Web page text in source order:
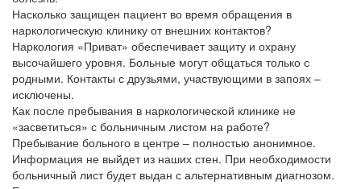
Насколько защищен пациент во время обращения в
наркологическую клинику от внешних контактов?
Наркология «Приват» обеспечивает защиту и охрану
высочайшего уровня. Больные могут общаться только с
родными. Контакты с друзьями, участвующими в запоях –
исключены.
Как после пребывания в наркологической клинике не
«засветиться» с больничным листом на работе?
Пребывание больного в центре – полностью анонимное.
Информация не выйдет из наших стен. При необходимости
больничный лист будет выдан с альтернативным диагнозом.